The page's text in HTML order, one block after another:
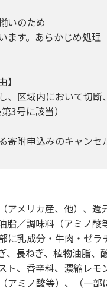
いのため
す。あらかじめ処理
】
、区域内において切
3号に該当）
附申込みのキャンセ
アメリカ産、他）、
脂／調味料（アミノ
に乳成分・牛肉・ゼラ
、長ねぎ、植物油脂
ト、香辛料、濃縮レ
アミノ酸等）、（一部